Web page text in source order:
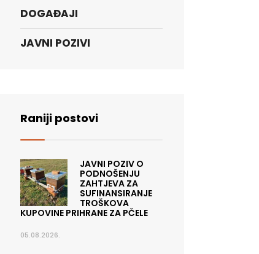
DOGAĐAJI
JAVNI POZIVI
Raniji postovi
JAVNI POZIV O
PODNOŠENJU
ZAHTJEVA ZA
SUFINANSIRANJE
TROŠKOVA
KUPOVINE PRIHRANE ZA PČELE
05.08.2026.